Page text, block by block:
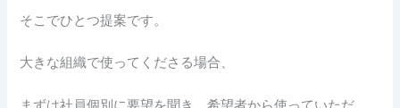
そこでひとつ提案です。
大きな組織で使ってくださる場合、